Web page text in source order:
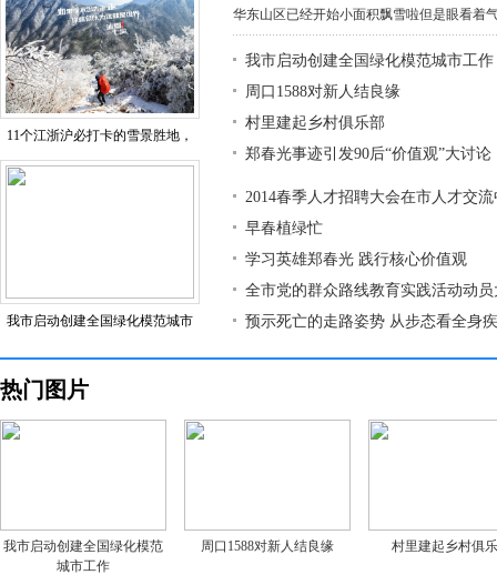
11个江浙沪必打卡的雪景胜地，
我市启动创建全国绿化模范城市
华东山区已经开始小面积飘雪啦但是眼看着
我市启动创建全国绿化模范城市工作
周口1588对新人结良缘
村里建起乡村俱乐部
郑春光事迹引发90后“价值观”大讨论
2014春季人才招聘大会在市人才交
早春植绿忙
学习英雄郑春光 践行核心价值观
全市党的群众路线教育实践活动动
预示死亡的走路姿势 从步态看全身
热门图片
我市启动创建全国绿化模范
城市工作
周口1588对新人结良缘 村里建起乡村俱